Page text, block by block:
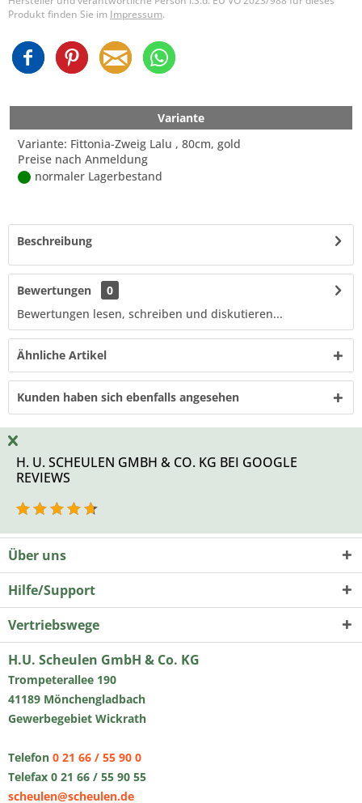
Produkt finden Sie im Impressum.
Variante
Variante: Fittonia-Zweig Lalu , 80cm, gold
Preise nach Anmeldung
normaler Lagerbestand
Beschreibung
Bewertungen
0
Bewertungen lesen, schreiben und diskutieren...
Ähnliche Artikel
Kunden haben sich ebenfalls angesehen
H. U. SCHEULEN GMBH & CO. KG BEI GOOGLE
REVIEWS
Über uns
Hilfe/Support
Vertriebswege
H.U. Scheulen GmbH & Co. KG
Trompeterallee 190
41189 Mönchengladbach
Gewerbegebiet Wickrath
Telefon 0 21 66 / 55 90 0
Telefax 0 21 66 / 55 90 55
scheulen@scheulen.de